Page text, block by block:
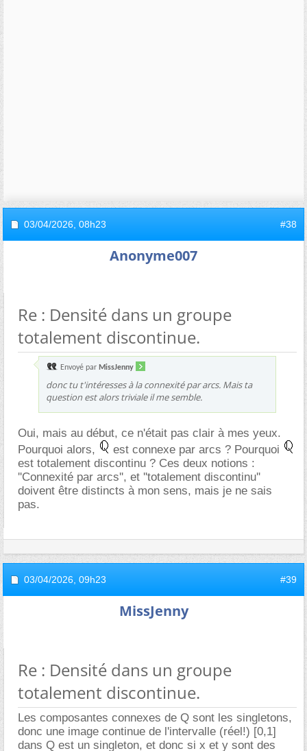
03/04/2026, 08h23 #38
Anonyme007
Re : Densité dans un groupe
totalement discontinue.
Envoyé par MissJenny
donc tu t'intéresses à la connexité par arcs. Mais ta
question est alors triviale il me semble.
Oui, mais au début, ce n'était pas clair à mes yeux.
Pourquoi alors,
est connexe par arcs ? Pourquoi
est totalement discontinu ? Ces deux notions :
''Connexité par arcs'', et ''totalement discontinu''
doivent être distincts à mon sens, mais je ne sais
pas.
03/04/2026, 09h23 #39
MissJenny
Re : Densité dans un groupe
totalement discontinue.
Les composantes connexes de Q sont les singletons,
donc une image continue de l'intervalle (réel!) [0,1]
dans Q est un singleton, et donc si x et y sont des